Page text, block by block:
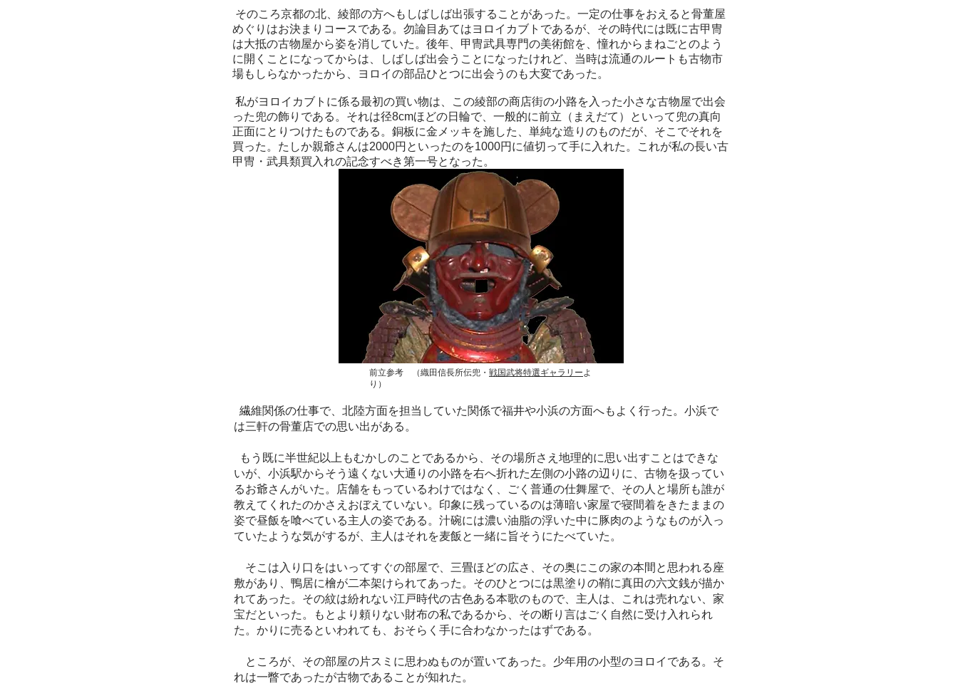
そのころ京都の北、綾部の方へもしばしば出張することがあった。一定の仕事をおえると骨董屋
めぐりはお決まりコースである。勿論目あてはヨロイカブトであるが、その時代には既に古甲冑
は大抵の古物屋から姿を消していた。後年、甲冑武具専門の美術館を、憧れからまねごとのよう
に開くことになってからは、しばしば出会うことになったけれど、当時は流通のルートも古物市
場もしらなかったから、ヨロイの部品ひとつに出会うのも大変であった。
私がヨロイカブトに係る最初の買い物は、この綾部の商店街の小路を入った小さな古物屋で出会
った兜の飾りである。それは径8cmほどの日輪で、一般的に前立（まえだて）といって兜の真向
正面にとりつけたものである。銅板に金メッキを施した、単純な造りのものだが、そこでそれを
買った。たしか親爺さんは2000円といったのを1000円に値切って手に入れた。これが私の長い古
甲冑・武具類買入れの記念すべき第一号となった。
​前立参考 （織田信長所伝兜・ 戦国武将特選ギャラリーよ
り）
繊維関係の仕事で、北陸方面を担当していた関係で福井や小浜の方面へもよく行った。小浜で
は三軒の骨董店での思い出がある。
もう既に半世紀以上もむかしのことであるから、その場所さえ地理的に思い出すことはできな
いが、小浜駅からそう遠くない大通りの小路を右へ折れた左側の小路の辺りに、古物を扱ってい
るお爺さんがいた。店舗をもっているわけではなく、ごく普通の仕舞屋で、その人と場所も誰が
教えてくれたのかさえおぼえていない。印象に残っているのは薄暗い家屋で寝間着をきたままの
姿で昼飯を喰べている主人の姿である。汁碗には濃い油脂の浮いた中に豚肉のようなものが入っ
ていたような気がするが、主人はそれを麦飯と一緒に旨そうにたべていた。
そこは入り口をはいってすぐの部屋で、三畳ほどの広さ、その奥にこの家の本間と思われる座
敷があり、鴨居に檜が二本架けられてあった。そのひとつには黒塗りの鞘に真田の六文銭が描か
れてあった。その紋は紛れない江戸時代の古色ある本歌のもので、主人は、これは売れない、家
宝だといった。もとより頼りない財布の私であるから、その断り言はごく自然に受け入れられ
た。かりに売るといわれても、おそらく手に合わなかったはずである。
ところが、その部屋の片スミに思わぬものが置いてあった。少年用の小型のヨロイである。そ
れは一瞥であったが古物であることが知れた。